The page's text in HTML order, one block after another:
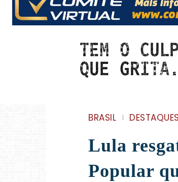
BRASIL DESTAQUES
Lula
Popular